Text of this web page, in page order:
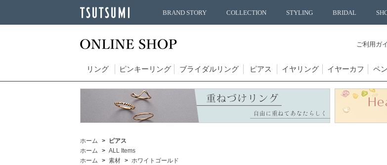
BRAND STORY COLLECTION STYLING BRIDAL
ご利用ガ
リング ピンキーリング ブライダルリング ピアス イヤリング イヤーカフ ペ
ホーム
ピアス
ホーム
ALL Items
ホーム
素材
ホワイトゴールド